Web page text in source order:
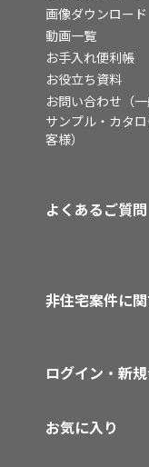
画像ダウンロード
動画一覧
お手入れ便利帳
お役立ち資料
お問い合わせ（一
サンプル・カタ
客様）
よくあるご質問
非住宅案件に
ログイン・新
お気に入り